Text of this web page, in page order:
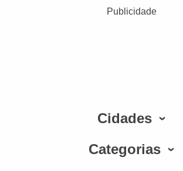
Publicidade
Cidades
Categorias